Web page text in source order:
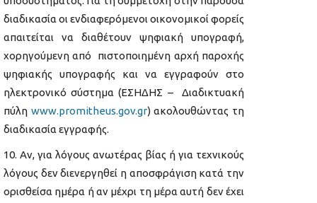
διαδικασία οι ενδιαφερόμενοι οικονομικοί φορείς
απαιτείται να διαθέτουν ψηφιακή υπογραφή,
χορηγούμενη από πιστοποιημένη αρχή παροχής
ψηφιακής υπογραφής και να εγγραφούν στο
ηλεκτρονικό σύστημα (ΕΣΗΔΗΣ – Διαδικτυακή
πύλη www.promitheus.gov.gr) ακολουθώντας τη
διαδικασία εγγραφής.
Αν, για λόγους ανωτέρας βίας ή για τεχνικούς
λόγους δεν διενεργηθεί η αποσφράγιση κατά την
ορισθείσα ημέρα ή αν μέχρι τη μέρα αυτή δεν έχει